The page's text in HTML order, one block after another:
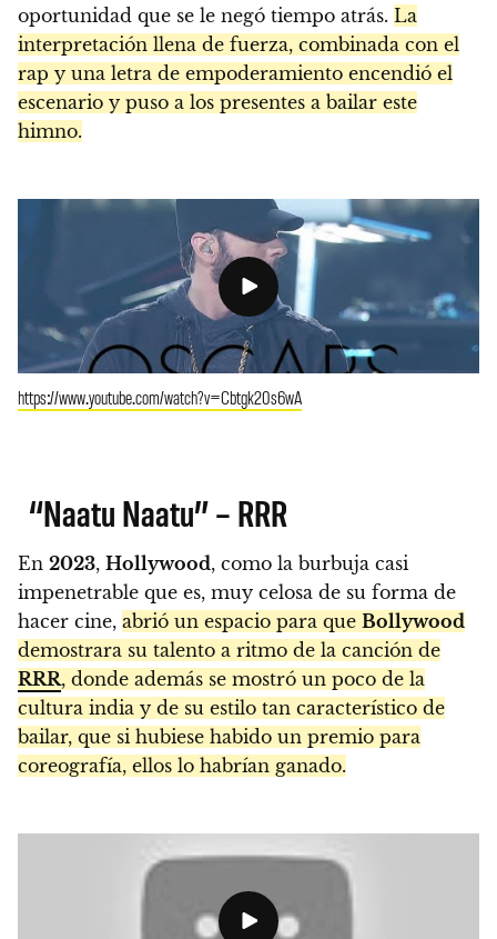
oportunidad que se le negó tiempo atrás. La
interpretación llena de fuerza, combinada con el
rap y una letra de empoderamiento encendió el
escenario y puso a los presentes a bailar este
himno.
https://www.youtube.com/watch?v=Cbtgk20s6wA
“Naatu Naatu” – RRR
En 2023, Hollywood, como la burbuja casi
impenetrable que es, muy celosa de su forma de
hacer cine, abrió un espacio para que Bollywood
demostrara su talento a ritmo de la canción de
RRR, donde además se mostró un poco de la
cultura india y de su estilo tan característico de
bailar, que si hubiese habido un premio para
coreografía, ellos lo habrían ganado.